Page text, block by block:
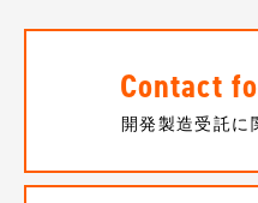
Contact
開発製造受託に